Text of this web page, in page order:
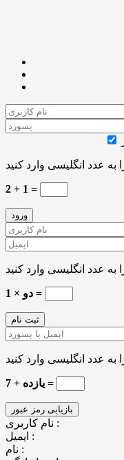
2 + 1 =
دو × 1 =
7 + یازده =
نام کاربری :
ایمیل :
نام :